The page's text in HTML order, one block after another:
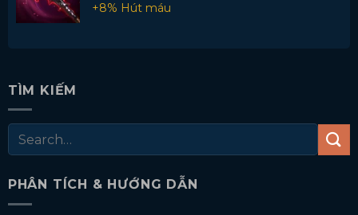
+8% Hút máu
TÌM KIẾM
PHÂN TÍCH & HƯỚNG DẪN